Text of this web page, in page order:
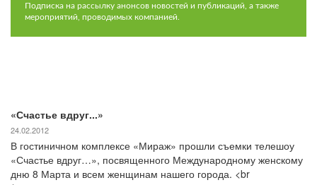
Подписка на рассылку анонсов новостей и публикаций, а также
мероприятий, проводимых компанией.
«Счастье вдруг...»
24.02.2012
В гостиничном комплексе «Мираж» прошли съемки телешоу
«Счастье вдруг…», посвященного Международному женскому
дню 8 Марта и всем женщинам нашего города. <br